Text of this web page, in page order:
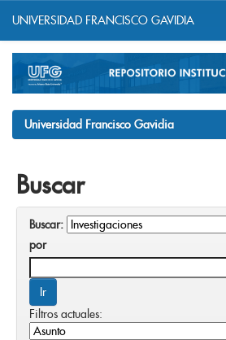
navigation
UNIVERSIDAD FRANCISCO GAVIDIA
Universidad Francisco Gavidia
Buscar
Buscar:
por
Filtros actuales: